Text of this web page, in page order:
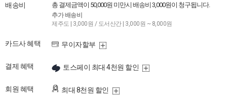
배송비 총 결제금액이 50,000원 미만시 배송비 3,000원이 청구됩니다.
추가 배송비
제주도 | 3,000원 / 도서산간 | 3,000원 ~ 8,000원
카드사 혜택 무이자할부
결제 혜택 토스페이 최대 4천원 할인
회원 혜택 최대 8천원 할인